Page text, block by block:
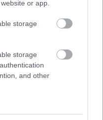
or app.
storage
storage
and other
sok látnivalóval
nyúlik már. A
technikatörténeti